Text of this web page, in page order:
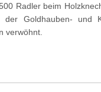
Radler beim
Goldhauben- und
verwöhnt.